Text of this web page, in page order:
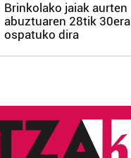
Brinkolako jaiak aurten
abuztuaren 28tik 30era
ospatuko dira